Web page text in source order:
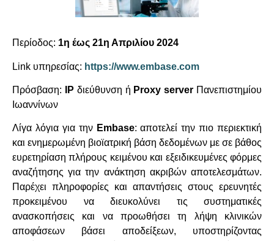
Περίοδος: 1η έως 21η Απριλίου 2024
Link υπηρεσίας: https://www.embase.com
Πρόσβαση: IP διεύθυνση ή Proxy server Πανεπιστημίου
Ιωαννίνων
Λίγα λόγια για την Embase: αποτελεί την πιο περιεκτική
και ενημερωμένη βιοϊατρική βάση δεδομένων με σε βάθος
ευρετηρίαση πλήρους κειμένου και εξειδικευμένες φόρμες
αναζήτησης για την ανάκτηση ακριβών αποτελεσμάτων.
Παρέχει πληροφορίες και απαντήσεις στους ερευνητές
προκειμένου να διευκολύνει τις συστηματικές
ανασκοπήσεις και να προωθήσει τη λήψη κλινικών
αποφάσεων βάσει αποδείξεων, υποστηρίζοντας